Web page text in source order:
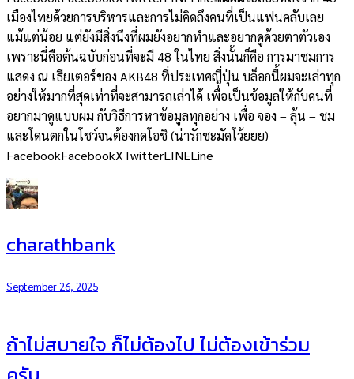
เมืองไทยด้วยการบริหารและการไม่คิดถึงคนที่เป็นแฟนคลับเลย
แม้แต่น้อย แต่ยังมีสิ่งนึงที่ผมยังอยากทำและอยากดูด้วยตาตัวเอง
เพราะนี่คือต้นฉบับก่อนที่จะมี 48 ในไทย สิ่งนั้นก็คือ การมาชมการ
แสดง ณ เธียเตอร์ของ AKB48 ที่ประเทศญี่ปุ่น บล็อกนี้ผมจะเล่าทุก
อย่างให้มากที่สุดเท่าที่จะสามารถเล่าได้ เพื่อเป็นข้อมูลให้กับคนที่
อยากมาดูแบบผม กับวิธีการหาข้อมูลทุกอย่าง เพื่อ จอง – ลุ้น – ชม
และโดนตกในโชว์จนต้องกดโอชิ (น่ารักชะมัดโว้ยยย)
FacebookFacebookXTwitterLINELine
charathbank
September 26, 2025
ถ้าไม่สบายใจ ก็ไม่ต้องไป ไม่ต้องเข้าร่วม